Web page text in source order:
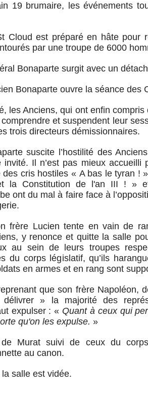
19 brumaire, les événements
Cloud est préparé en hâte pour
par une troupe de 6000
Bonaparte surgit avec un
Bonaparte ouvre la séance des
les Anciens, qui ont enfin compris
et suspendent leur
trois directeurs démissionnaires.
suscite l’hostilité des
invité. Il n’est pas mieux
des cris hostiles « A bas le tyran !
la Constitution de l'an III ! »
ont du mal à faire face à
frère Lucien tente en vain de
y renonce et quitte la salle
au sein de leurs troupes
du corps législatif, qu’ils
en armes et en rang sont
que son frère Napoléon,
» la majorité des
expulser : « Quant à ceux qui
qu'on les expulse. »
Murat suivi de ceux du
au canon.
salle est vidée.